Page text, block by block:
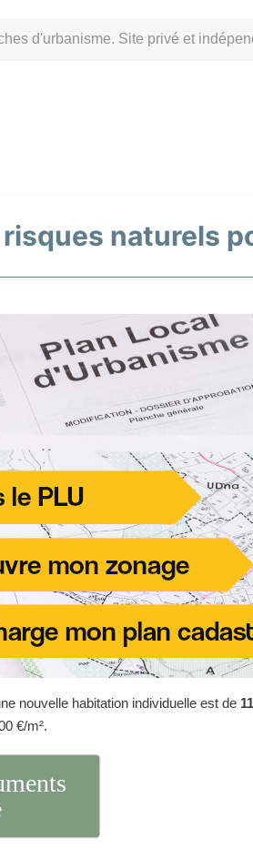
d'urbanisme. Site privé et
risques naturels
nouvelle habitation individuelle est de
€/m².